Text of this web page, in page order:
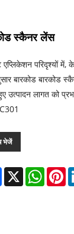
स्कैनर लेंस
एप्लिकेशन परिदृश्यों
बारकोड बारकोड
उत्पादन लागत को
भेजें
Facebook
X